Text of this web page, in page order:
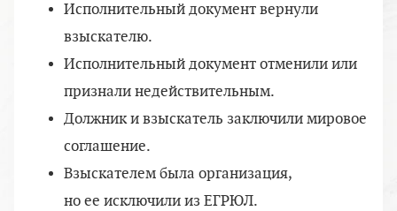
Исполнительный документ вернули
взыскателю.
Исполнительный документ отменили или
признали недействительным.
Должник и взыскатель заключили мировое
соглашение.
Взыскателем была организация,
но ее исключили из ЕГРЮЛ.